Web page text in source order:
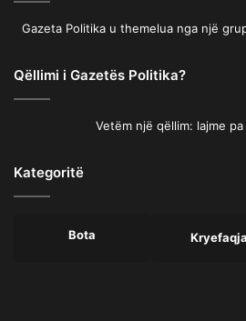
Gazeta Politika u themelua nga një
Qëllimi i Gazetës Politika?
Vetëm një qëllim: lajme
Kategoritë
Bota Kryefaqja